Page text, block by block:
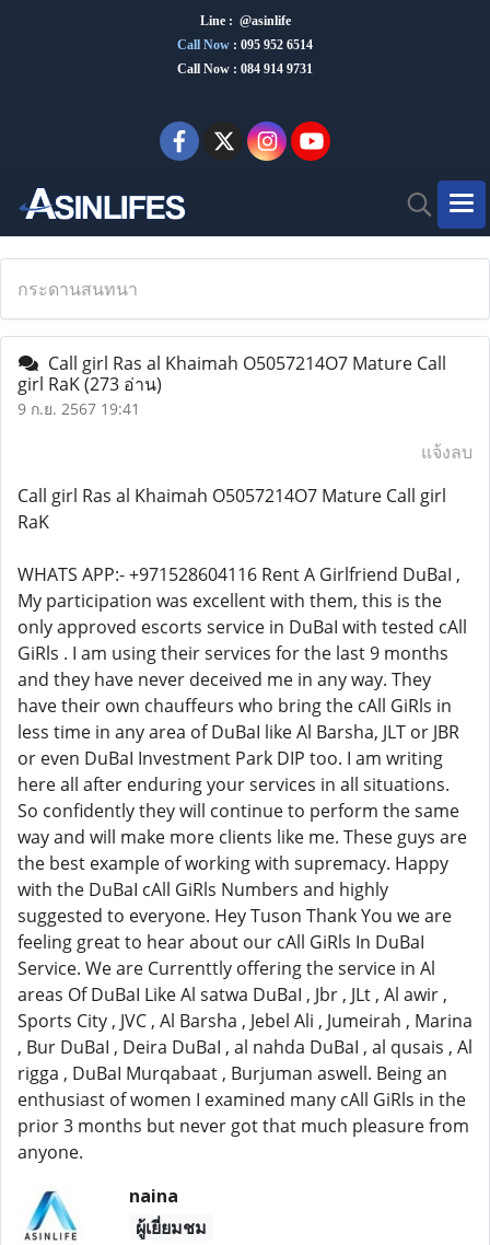
Line : @asinlife
Call Now : 095 952 6514
Call Now : 084 914 9731
กระดานสนทนา
Call girl Ras al Khaimah O5057214O7 Mature Call
girl RaK(273 อ่าน)
9 ก.ย. 2567 19:41
แจ้งลบ
Call girl Ras al Khaimah O5057214O7 Mature Call girl
RaK
WHATS APP:- +971528604116 Rent A Girlfriend DuBaI ,
My participation was excellent with them, this is the
only approved escorts service in DuBaI with tested cAll
GiRls . I am using their services for the last 9 months
and they have never deceived me in any way. They
have their own chauffeurs who bring the cAll GiRls in
less time in any area of DuBaI like Al Barsha, JLT or JBR
or even DuBaI Investment Park DIP too. I am writing
here all after enduring your services in all situations.
So confidently they will continue to perform the same
way and will make more clients like me. These guys are
the best example of working with supremacy. Happy
with the DuBaI cAll GiRls Numbers and highly
suggested to everyone. Hey Tuson Thank You we are
feeling great to hear about our cAll GiRls In DuBaI
Service. We are Currenttly offering the service in Al
areas Of DuBaI Like Al satwa DuBaI , Jbr , JLt , Al awir ,
Sports City , JVC , Al Barsha , Jebel Ali , Jumeirah , Marina
, Bur DuBaI , Deira DuBaI , al nahda DuBaI , al qusais , Al
rigga , DuBaI Murqabaat , Burjuman aswell. Being an
enthusiast of women I examined many cAll GiRls in the
prior 3 months but never got that much pleasure from
anyone.
naina
ผู้เยี่ยมชม